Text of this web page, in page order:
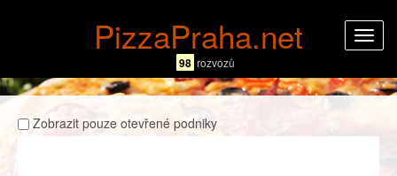
PizzaPraha.net
98 rozvozů
Zobrazit pouze otevřené podniky